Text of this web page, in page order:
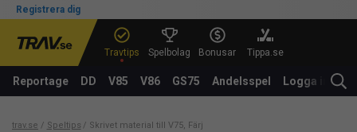
Registrera dig
Travtips Spelbolag Bonusar Tippa.se
Reportage DD V85 V86 GS75 Andelsspel Logga in
trav.se Speltips Skrivet material till V75, Färjestad 7/1